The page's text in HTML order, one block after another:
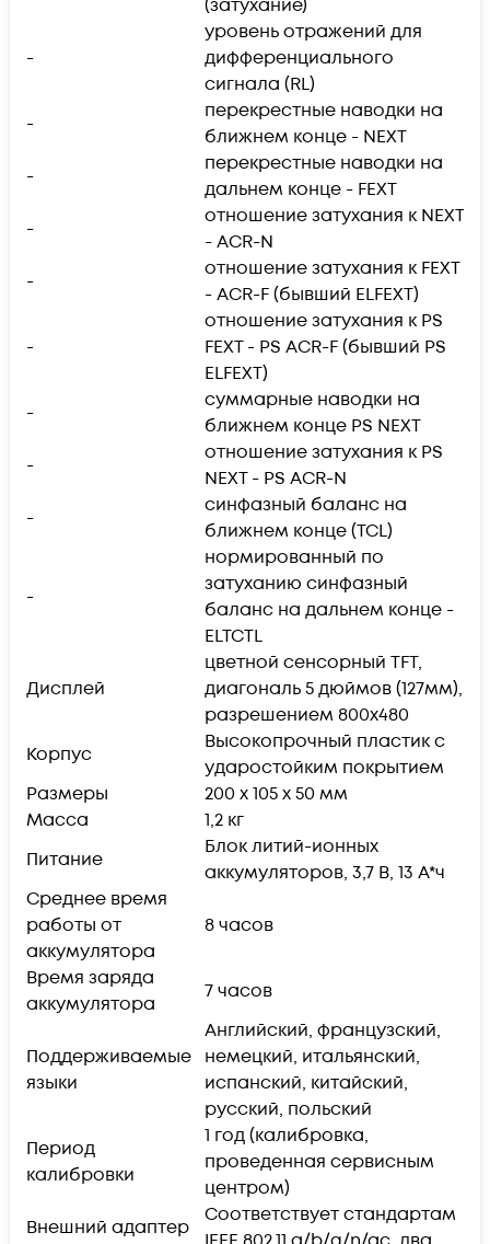
(затухание)
-
уровень отражений для
дифференциального
сигнала (RL)
-
перекрестные наводки на
ближнем конце - NEXT
-
перекрестные наводки на
дальнем конце - FEXT
-
отношение затухания к NEXT
- ACR-N
-
отношение затухания к FEXT
- ACR-F (бывший ELFEXT)
-
отношение затухания к PS
FEXT - PS ACR-F (бывший PS
ELFEXT)
-
суммарные наводки на
ближнем конце PS NEXT
-
отношение затухания к PS
NEXT - PS ACR-N
-
синфазный баланс на
ближнем конце (TCL)
-
нормированный по
затуханию синфазный
баланс на дальнем конце -
ELTCTL
Дисплей
цветной сенсорный TFT,
диагональ 5 дюймов (127мм),
разрешением 800х480
Корпус
Высокопрочный пластик с
ударостойким покрытием
Размеры
200 x 105 x 50 мм
Масса
1,2 кг
Питание
Блок литий-ионных
аккумуляторов, 3,7 В, 13 А*ч
Среднее время
работы от
аккумулятора
8 часов
Время заряда
аккумулятора
7 часов
Поддерживаемые
языки
Английский, французский,
немецкий, итальянский,
испанский, китайский,
русский, польский
Период
калибровки
1 год (калибровка,
проведенная сервисным
центром)
Внешний адаптер
Соответствует стандартам